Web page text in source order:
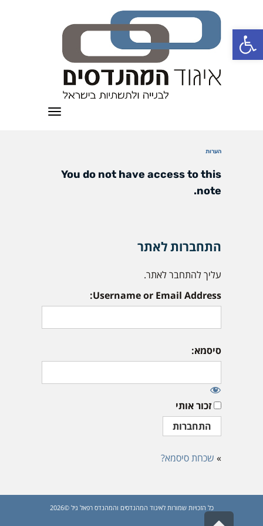
פתח סרגל נגישות
תפריט
הערות
You do not have access to this
note.
התחברות לאתר
עליך להתחבר לאתר.
Username or Email Address:
סיסמא:
זכור אותי
» שכחת סיסמא?
כל הזכויות שמורות לאיגוד המהנדסים והמהנדס רפאל גיל ©2026